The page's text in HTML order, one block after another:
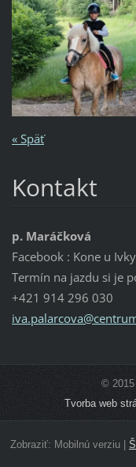
« Späť
Kontakt
p. Maráčková
Facebook : Kone u
Termín na jazdu si je
+421 914 296 030
iva.palarcova@ce
© 2015
Tvorba web
Zobraziť: Mobilnú verziu|